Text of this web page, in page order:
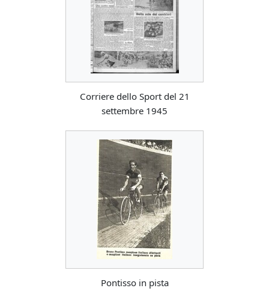
Corriere dello Sport del 21
settembre 1945
Pontisso in pista